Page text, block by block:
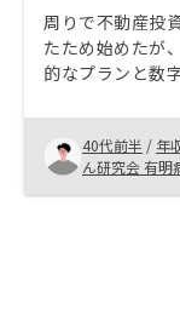
周りで不動産投
たため始めたが
的なプランと数
はっきりして
フィットのイメ
リスクを踏ま
た。
40代前半 / 年
ん研究会 有明